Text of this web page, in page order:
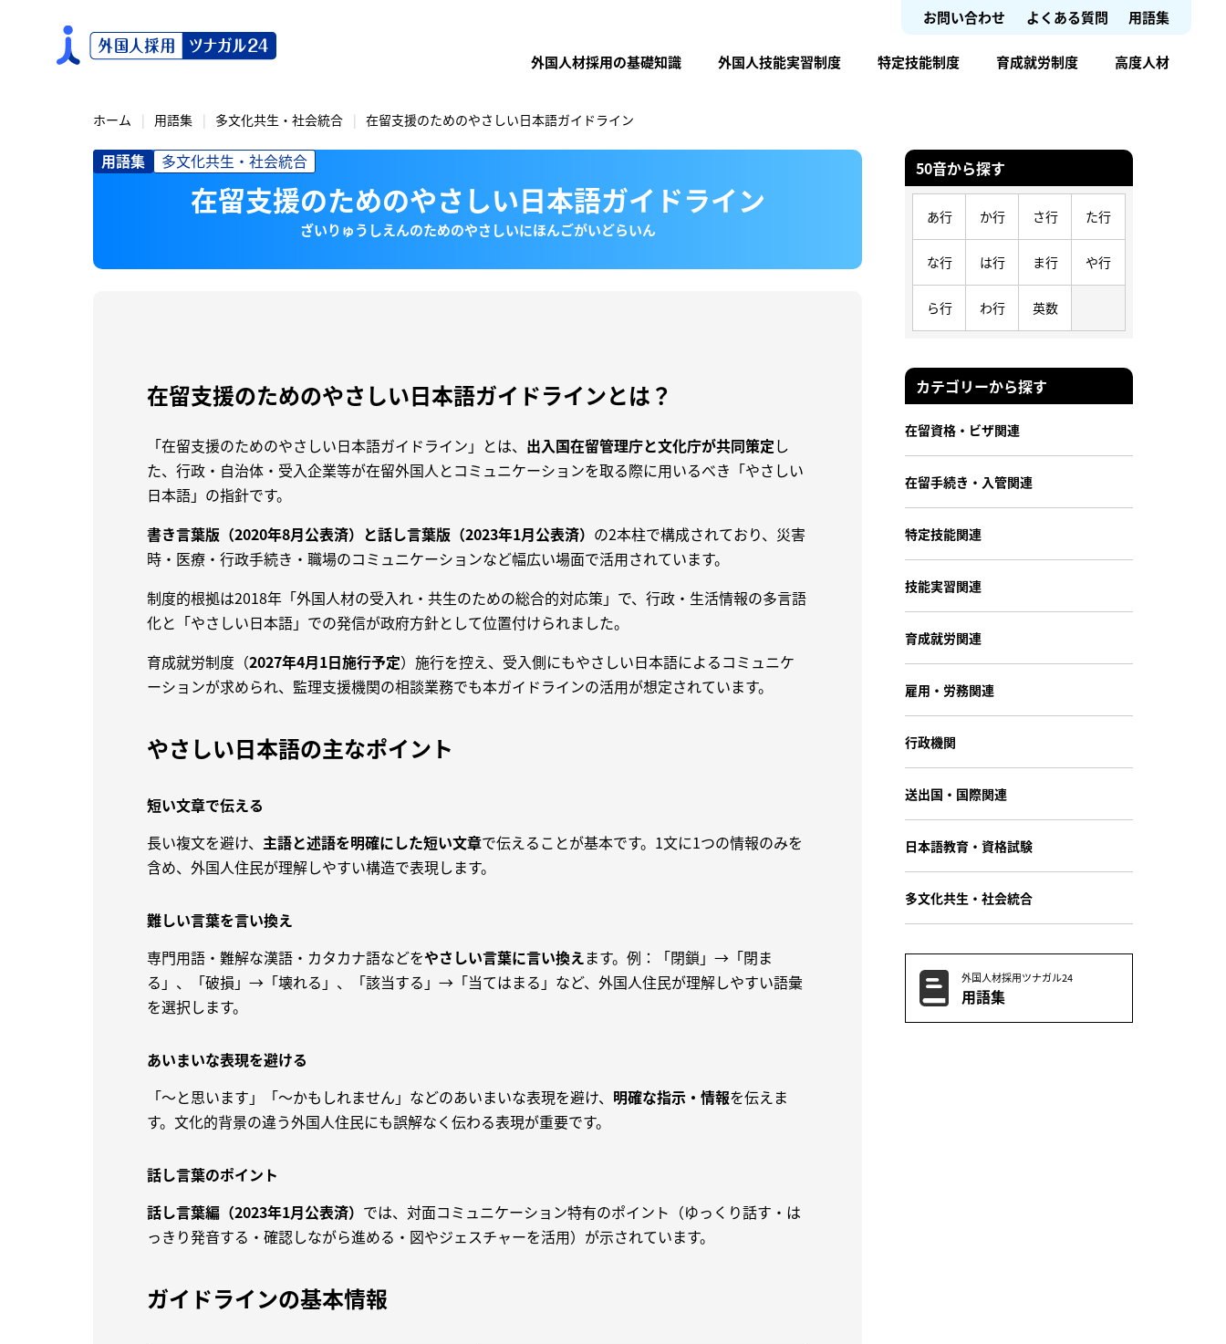
お問い合わせ よくある質問 用語集
外国人材採用の基礎知識 外国人技能実習制度 特定技能制度 育成就労制度 高度人材
ホーム 用語集 多文化共生・社会統合 在留支援のためのやさしい日本語ガイドライン
用語集 多文化共生・社会統合
在留支援のためのやさしい日本語ガイドライン
ざいりゅうしえんのためのやさしいにほんごがいどらいん
在留支援のためのやさしい日本語ガイドラインとは？
「在留支援のためのやさしい日本語ガイドライン」とは、 出入国在留管理庁と文化庁が共同策定し
た、行政・自治体・受入企業等が在留外国人とコミュニケーションを取る際に用いるべき「やさしい
日本語」の指針です。
書き言葉版（2020年8月公表済）と話し言葉版（2023年1月公表済） の2本柱で構成されており、災害
時・医療・行政手続き・職場のコミュニケーションなど幅広い場面で活用されています。
制度的根拠は2018年「外国人材の受入れ・共生のための総合的対応策」で、行政・生活情報の多言語
化と「やさしい日本語」での発信が政府方針として位置付けられました。
育成就労制度（2027年4月1日施行予定）施行を控え、受入側にもやさしい日本語によるコミュニケ
ーションが求められ、監理支援機関の相談業務でも本ガイドラインの活用が想定されています。
やさしい日本語の主なポイント
短い文章で伝える
長い複文を避け、 主語と述語を明確にした短い文章で伝えることが基本です。1文に1つの情報のみを
含め、外国人住民が理解しやすい構造で表現します。
難しい言葉を言い換え
専門用語・難解な漢語・カタカナ語などをやさしい言葉に言い換えます。例：「閉鎖」→「閉ま
る」、「破損」→「壊れる」、「該当する」→「当てはまる」など、外国人住民が理解しやすい語彙
を選択します。
あいまいな表現を避ける
「〜と思います」「〜かもしれません」などのあいまいな表現を避け、 明確な指示・情報を伝えま
す。文化的背景の違う外国人住民にも誤解なく伝わる表現が重要です。
話し言葉のポイント
話し言葉編（2023年1月公表済） では、対面コミュニケーション特有のポイント（ゆっくり話す・は
っきり発音する・確認しながら進める・図やジェスチャーを活用）が示されています。
ガイドラインの基本情報
50音から探す
あ行 か行 さ行 た行
な行 は行 ま行 や行
ら行 わ行 英数
カテゴリーから探す
在留資格・ビザ関連
在留手続き・入管関連
特定技能関連
技能実習関連
育成就労関連
雇用・労務関連
行政機関
送出国・国際関連
日本語教育・資格試験
多文化共生・社会統合
外国人材採用ツナガル24
用語集